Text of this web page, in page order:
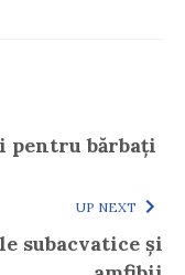
pentru bărbați
UP NEXT
subacvatice și